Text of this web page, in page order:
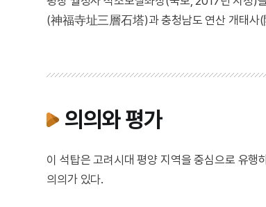
(神福寺址三層石塔)과 충청남도 연산 개태사
의의와 평가
이 석탑은 고려시대 평양 지역을 중심으로 유행
의의가 있다.